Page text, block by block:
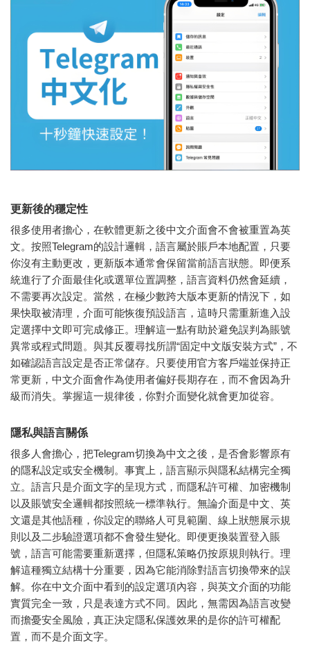
更新後的穩定性
很多使用者擔心，在軟體更新之後中文介面會不會被重置為英
文。按照Telegram的設計邏輯，語言屬於賬戶本地配置，只要
你沒有主動更改，更新版本通常會保留當前語言狀態。即便系
統進行了介面最佳化或選單位置調整，語言資料仍然會延續，
不需要再次設定。當然，在極少數跨大版本更新的情況下，如
果快取被清理，介面可能恢復預設語言，這時只需重新進入設
定選擇中文即可完成修正。理解這一點有助於避免誤判為賬號
異常或程式問題。與其反覆尋找所謂“固定中文版安裝方式”，不
如確認語言設定是否正常儲存。只要使用官方客戶端並保持正
常更新，中文介面會作為使用者偏好長期存在，而不會因為升
級而消失。掌握這一規律後，你對介面變化就會更加從容。
隱私與語言關係
很多人會擔心，把Telegram切換為中文之後，是否會影響原有
的隱私設定或安全機制。事實上，語言顯示與隱私結構完全獨
立。語言只是介面文字的呈現方式，而隱私許可權、加密機制
以及賬號安全邏輯都按照統一標準執行。無論介面是中文、英
文還是其他語種，你設定的聯絡人可見範圍、線上狀態展示規
則以及二步驗證選項都不會發生變化。即便更換裝置登入賬
號，語言可能需要重新選擇，但隱私策略仍按原規則執行。理
解這種獨立結構十分重要，因為它能消除對語言切換帶來的誤
解。你在中文介面中看到的設定選項內容，與英文介面的功能
實質完全一致，只是表達方式不同。因此，無需因為語言改變
而擔憂安全風險，真正決定隱私保護效果的是你的許可權配
置，而不是介面文字。